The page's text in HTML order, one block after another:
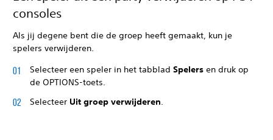
consoles
Als jij degene bent die de groep heeft gemaakt, kun je
spelers verwijderen.
Selecteer een speler in het tabblad Spelers en druk op
de OPTIONS-toets.
Selecteer Uit groep verwijderen